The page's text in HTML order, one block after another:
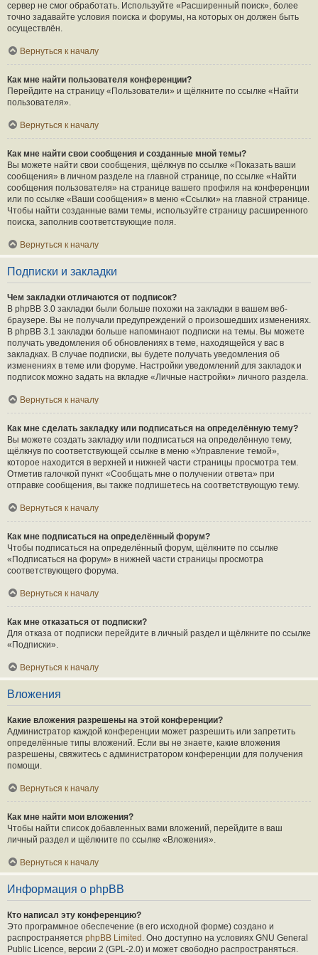
сервер не смог обработать. Используйте «Расширенный поиск», более
точно задавайте условия поиска и форумы, на которых он должен быть
осуществлён.
Вернуться к началу
Как мне найти пользователя конференции?
Перейдите на страницу «Пользователи» и щёлкните по ссылке «Найти
пользователя».
Вернуться к началу
Как мне найти свои сообщения и созданные мной темы?
Вы можете найти свои сообщения, щёлкнув по ссылке «Показать ваши
сообщения» в личном разделе на главной странице, по ссылке «Найти
сообщения пользователя» на странице вашего профиля на конференции
или по ссылке «Ваши сообщения» в меню «Ссылки» на главной странице.
Чтобы найти созданные вами темы, используйте страницу расширенного
поиска, заполнив соответствующие поля.
Вернуться к началу
Подписки и закладки
Чем закладки отличаются от подписок?
В phpBB 3.0 закладки были больше похожи на закладки в вашем веб-
браузере. Вы не получали предупреждений о произошедших изменениях.
В phpBB 3.1 закладки больше напоминают подписки на темы. Вы можете
получать уведомления об обновлениях в теме, находящейся у вас в
закладках. В случае подписки, вы будете получать уведомления об
изменениях в теме или форуме. Настройки уведомлений для закладок и
подписок можно задать на вкладке «Личные настройки» личного раздела.
Вернуться к началу
Как мне сделать закладку или подписаться на определённую тему?
Вы можете создать закладку или подписаться на определённую тему,
щёлкнув по соответствующей ссылке в меню «Управление темой»,
которое находится в верхней и нижней части страницы просмотра тем.
Отметив галочкой пункт «Сообщать мне о получении ответа» при
отправке сообщения, вы также подпишетесь на соответствующую тему.
Вернуться к началу
Как мне подписаться на определённый форум?
Чтобы подписаться на определённый форум, щёлкните по ссылке
«Подписаться на форум» в нижней части страницы просмотра
соответствующего форума.
Вернуться к началу
Как мне отказаться от подписки?
Для отказа от подписки перейдите в личный раздел и щёлкните по ссылке
«Подписки».
Вернуться к началу
Вложения
Какие вложения разрешены на этой конференции?
Администратор каждой конференции может разрешить или запретить
определённые типы вложений. Если вы не знаете, какие вложения
разрешены, свяжитесь с администратором конференции для получения
помощи.
Вернуться к началу
Как мне найти мои вложения?
Чтобы найти список добавленных вами вложений, перейдите в ваш
личный раздел и щёлкните по ссылке «Вложения».
Вернуться к началу
Информация о phpBB
Кто написал эту конференцию?
Это программное обеспечение (в его исходной форме) создано и
распространяется phpBB Limited . Оно доступно на условиях GNU General
Public Licence, версии 2 (GPL-2.0) и может свободно распространяться.